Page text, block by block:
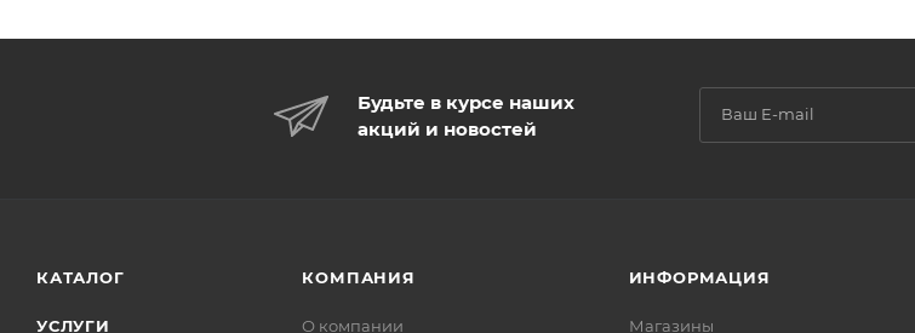
Будьте в курсе наших
акций и новостей
КАТАЛОГ
УСЛУГИ
КОМПАНИЯ
О компании
ИНФОРМАЦИЯ
Магазины